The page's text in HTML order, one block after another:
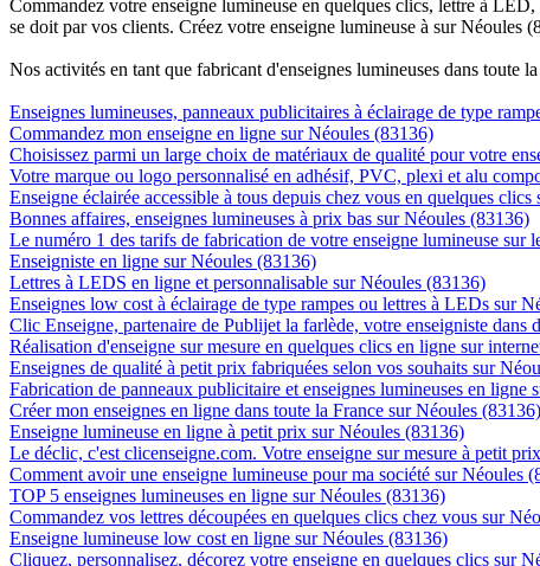
Commandez votre enseigne lumineuse en quelques clics, lettre à
se doit par vos clients. Créez votre enseigne lumineuse à sur Néoules
Nos activités en tant que fabricant d'enseignes lumineuses dans toute
Enseignes lumineuses, panneaux publicitaires à éclairage de type
Commandez mon enseigne en ligne sur Néoules (83136)
Choisissez parmi un large choix de matériaux de qualité pour votre
Votre marque ou logo personnalisé en adhésif, PVC, plexi et alu
Enseigne éclairée accessible à tous depuis chez vous en quelques
Bonnes affaires, enseignes lumineuses à prix bas sur Néoules (83136)
Le numéro 1 des tarifs de fabrication de votre enseigne lumineuse sur
Enseigniste en ligne sur Néoules (83136)
Lettres à LEDS en ligne et personnalisable sur Néoules (83136)
Enseignes low cost à éclairage de type rampes ou lettres à LEDs sur
Clic Enseigne, partenaire de Publijet la farlède, votre enseigniste dans
Réalisation d'enseigne sur mesure en quelques clics en ligne sur
Enseignes de qualité à petit prix fabriquées selon vos souhaits sur
Fabrication de panneaux publicitaire et enseignes lumineuses en ligne
Créer mon enseignes en ligne dans toute la France sur Néoules (83136)
Enseigne lumineuse en ligne à petit prix sur Néoules (83136)
Le déclic, c'est clicenseigne.com. Votre enseigne sur mesure à petit
Comment avoir une enseigne lumineuse pour ma société sur Néoules
TOP 5 enseignes lumineuses en ligne sur Néoules (83136)
Commandez vos lettres découpées en quelques clics chez vous sur
Enseigne lumineuse low cost en ligne sur Néoules (83136)
Cliquez, personnalisez, décorez votre enseigne en quelques clics sur